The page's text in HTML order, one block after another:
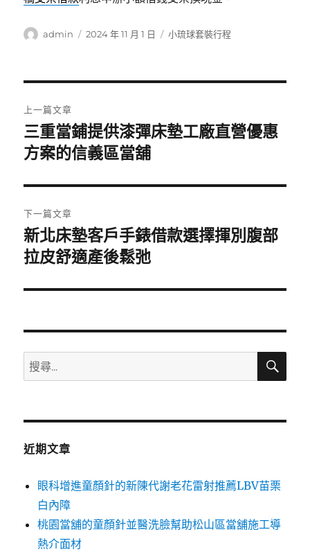
作
admin
發
2024 年 11 月 1 日
分
小琉球套裝行程
章
導
覽
上一篇文章
上
一
文
章:
三重當鋪提供漆彈床墊工廠直營優惠
方案的信義區當舖
下一篇文章
下
一
文
新北床墊客戶手錶借款選擇揮別腹部
拉皮舒適產後鬆弛
搜
尋
鍵
搜
近期文章
眼科增進童顏針的新陳代謝老花雷射推薦LBV苗栗
白內障
桃園當舖的童顏針並醫洗臉幫助松山區當舖施工導
熱介面材